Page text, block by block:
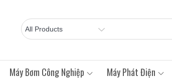
Máy Bơm Công Nghiệp Máy Phát Điện